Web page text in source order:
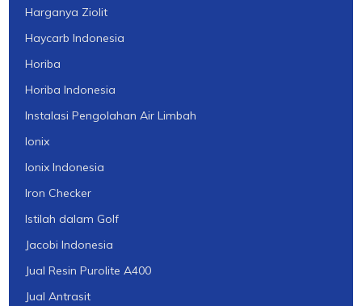
Harganya Ziolit
Haycarb Indonesia
Horiba
Horiba Indonesia
Instalasi Pengolahan Air Limbah
Ionix
Ionix Indonesia
Iron Checker
Istilah dalam Golf
Jacobi Indonesia
Jual Resin Purolite A400
Jual Antrasit